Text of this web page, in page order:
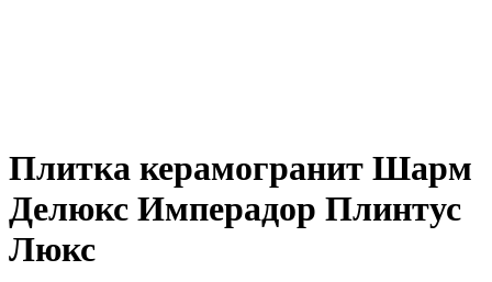
Плитка керамогранит Шарм
Делюкс Имперадор Плинтус
Люкс